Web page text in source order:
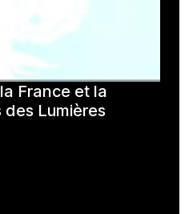
France et la
Lumières